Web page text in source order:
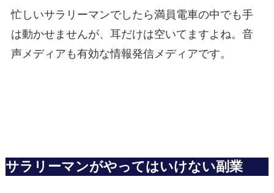
忙しいサラリーマンでしたら満員電車の中でも手
は動かせませんが、耳だけは空いてますよね。音
声メディアも有効な情報発信メディアです。
サラリーマンがやってはいけない副業